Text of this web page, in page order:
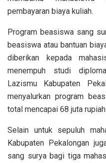
pembayaran biaya kuliah.
Program beasiswa sang
beasiswa atau bantuan
diberikan kepada
menempuh studi
Lazismu Kabupaten
menyalurkan program
total mencapai 68 juta
Selain untuk sepuluh
Kabupaten Pekalongan
sang surya bagi tiga